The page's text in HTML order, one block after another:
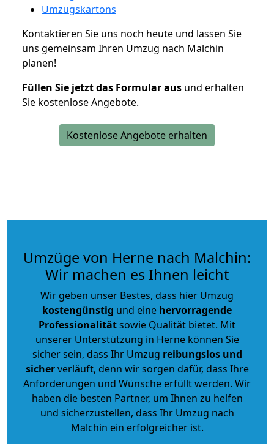
Umzugskartons
Kontaktieren Sie uns noch heute und lassen Sie
uns gemeinsam Ihren Umzug nach Malchin
planen!
Füllen Sie jetzt das Formular aus und erhalten
Sie kostenlose Angebote.
Kostenlose Angebote erhalten
Umzüge von Herne nach Malchin:
Wir machen es Ihnen leicht
Wir geben unser Bestes, dass hier Umzug
kostengünstig und eine hervorragende
Professionalitätsowie Qualität bietet. Mit
unserer Unterstützung in Herne können Sie
sicher sein, dass Ihr Umzug reibungslos und
sicherverläuft, denn wir sorgen dafür, dass Ihre
Anforderungen und Wünsche erfüllt werden. Wir
haben die besten Partner, um Ihnen zu helfen
und sicherzustellen, dass Ihr Umzug nach
Malchin ein erfolgreicher ist.